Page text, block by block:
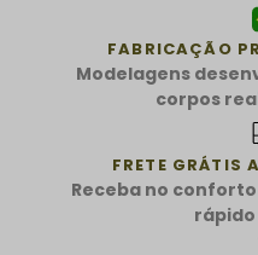
FABRICAÇÃO
Modelagens
corpos
FRETE GRÁTIS
Receba no